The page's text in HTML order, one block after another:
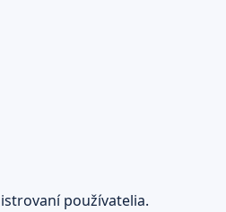
používatelia.